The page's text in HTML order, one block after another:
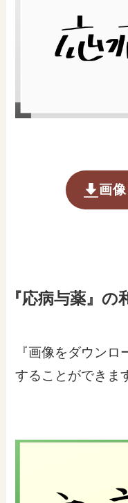
画
『応病与薬』の
『画像をダウン
することができま